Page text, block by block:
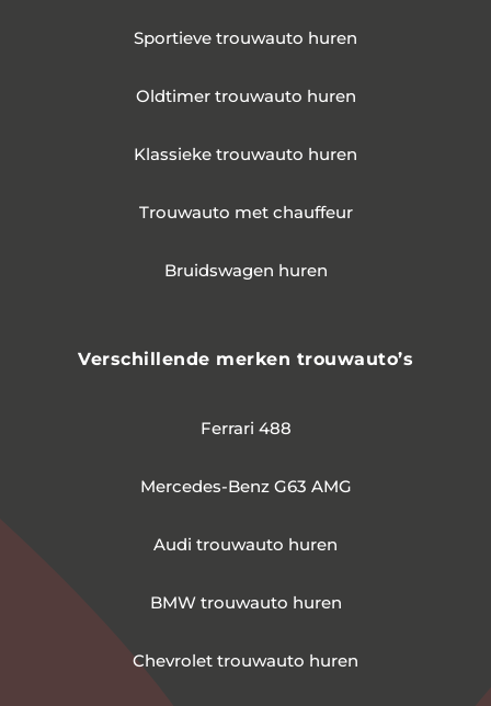
Sportieve trouwauto huren
Oldtimer trouwauto huren
Klassieke trouwauto huren
Trouwauto met chauffeur
Bruidswagen huren
Verschillende merken trouwauto’s
Ferrari 488
Mercedes-Benz G63 AMG
Audi trouwauto huren
BMW trouwauto huren
Chevrolet trouwauto huren